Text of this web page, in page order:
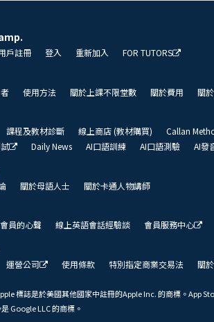
戶註冊 登入 重新加入 FOR TUTORS
使用方法 關於上課不限堂數 關於費用 關
課程及教材診斷 線上商店 (教材購買) Callan
Daily News AI口語訓練 AI口語測驗 AI發
關於母語人士 關於卡通人物講師
員的心聲 線上英語會話經驗談 會員服務中心
運營公司 使用條款 特別指定商業交易法 關
標誌是於美國其他國家中註冊的Apple Inc. 的商標。App
Google LLC 的商標。